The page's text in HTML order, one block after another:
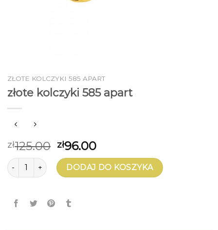
ZŁOTE KOLCZYKI 585 APART
złote kolczyki 585 apart
zł125.00 zł96.00
ilość złote kolczyki 585 apartDODAJ DO KOSZYKA